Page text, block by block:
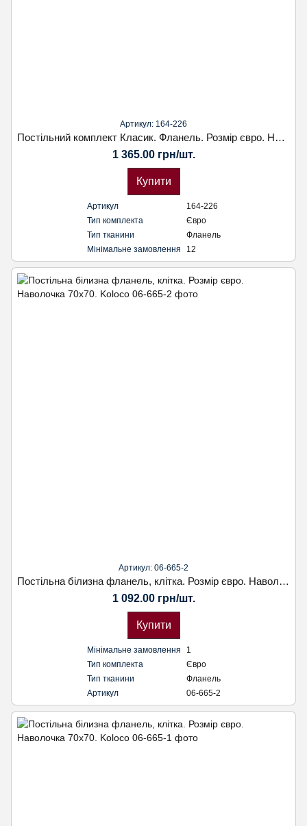
Артикул: 164-226
Постільний комплект Класик. Фланель. Розмір євро. Наволочка 50х70. Koloco
1 365.00 грн/шт.
Купити
Артикул
164-226
Тип комплекта
Євро
Тип тканини
Фланель
Мінімальне замовлення
12
Артикул: 06-665-2
Постільна білизна фланель, клітка. Розмір євро. Наволочка 70х70. Koloco
1 092.00 грн/шт.
Купити
Мінімальне замовлення
1
Тип комплекта
Євро
Тип тканини
Фланель
Артикул
06-665-2